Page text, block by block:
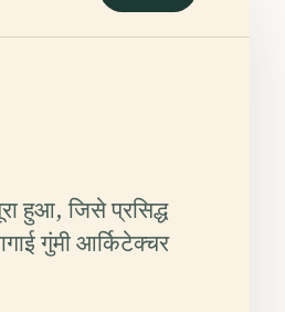
हुआ, जिसे प्रसिद्ध
गुंमी आर्किटेक्चर